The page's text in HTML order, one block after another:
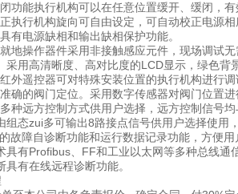
功能执行机构可以在任意位置缓开、缓闭，
执行机构旋向可自由设定，可自动校正电源相
有电源缺相和输出缺相保护功能。
地操作器件采用非接触感应元件，现场调试无
用高清晰度、高对比度的LCD显示，绿色背
外遥控器可对特殊安装位置的执行机构进行调
确的阀门定位。采用数字传感器对阀门位置进
种远方控制方式供用户选择，远方控制信号均
组态zui多可输出8路接点信号供用户选择使用
故障自诊断功能和运行数据记录功能，方便
具有Profibus、FF和工业以太网等多种总线通
具有在线远程诊断功能。